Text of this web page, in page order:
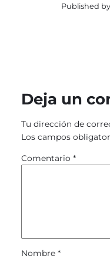
Published by
Deja un
Tu dirección de
Los campos
Comentario *
Nombre *